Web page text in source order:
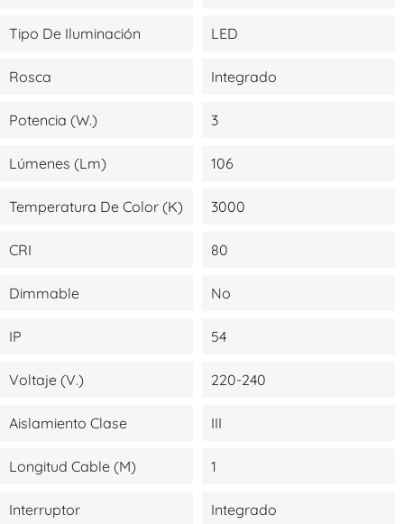
Tipo De Iluminación LED
Rosca Integrado
Potencia (W.) 3
Lúmenes (lm) 106
Temperatura De Color (K) 3000
CRI 80
Dimmable No
IP 54
Voltaje (V.) 220-240
Aislamiento Clase III
Longitud Cable (m) 1
Interruptor Integrado